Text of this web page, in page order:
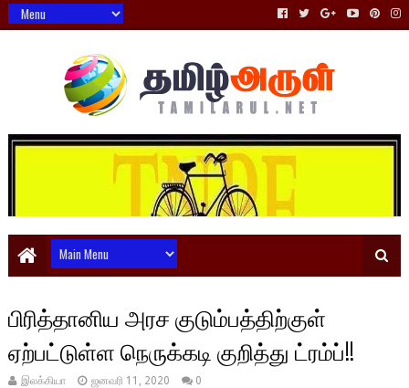
பிரித்தானிய அரச குடும்பத்திற்குள்
ஏற்பட்டுள்ள நெருக்கடி குறித்து ட்ரம்ப்!!
இலக்கியா ஜனவரி 11, 2020 0